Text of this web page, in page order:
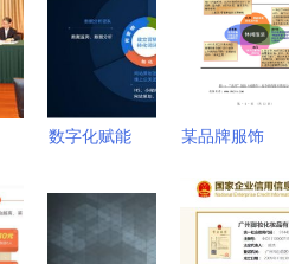
数字化赋能
有云服务行
业会议及展
某品牌服饰
场整合营销
策划方案